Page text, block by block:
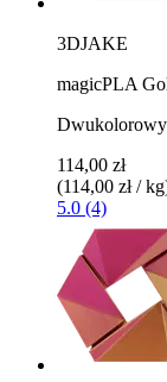
3DJAKE
magicPLA
114,00 zł
(114,00 zł /
5.0 (4)